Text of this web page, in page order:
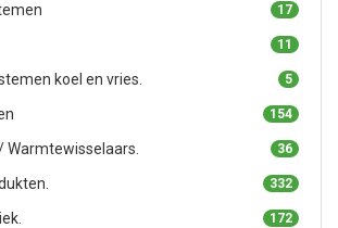
17
11
koel en vries. 5
154
Warmtewisselaars. 36
332
172